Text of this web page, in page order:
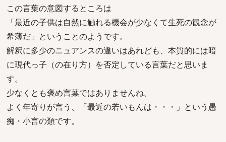
この言葉の意図するところは
「最近の子供は自然に触れる機会が少なくて生死の観念が
希薄だ」ということのようです。
解釈に多少のニュアンスの違いはあれども、本質的には暗
に現代っ子（の在り方）を否定している言葉だと思いま
す。
少なくとも褒め言葉ではありませんね。
よく年寄りが言う、「最近の若いもんは・・・」という愚
痴・小言の類です。